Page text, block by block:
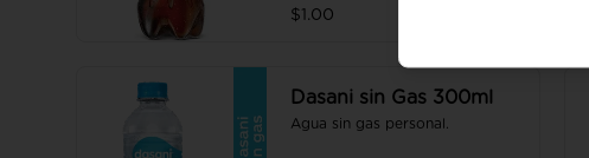
$1.00
Dasani sin Gas 300ml
Agua sin gas personal.